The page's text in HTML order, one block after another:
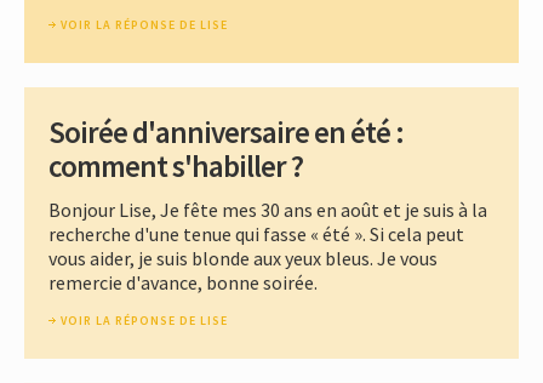
VOIR LA RÉPONSE DE LISE
Soirée d'anniversaire en été :
comment s'habiller ?
Bonjour Lise, Je fête mes 30 ans en août et je suis à la
recherche d'une tenue qui fasse « été ». Si cela peut
vous aider, je suis blonde aux yeux bleus. Je vous
remercie d'avance, bonne soirée.
VOIR LA RÉPONSE DE LISE